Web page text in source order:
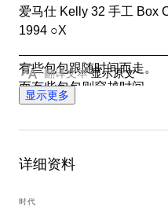
爱马仕 Kelly 32 手工 Box
1994 ○X
有些包包跟随时间而走。
而有些包包则穿越时间。
这只黑色 Box Calf 的
Sellier 结构以鲜明而严谨
讲述一种更有意识的美，
翻译文本 显示原文
显示更多
详细资料
时代